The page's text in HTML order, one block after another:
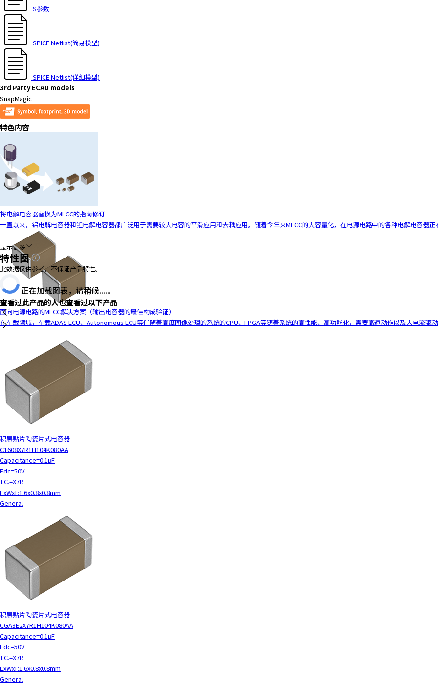
S参数
SPICE Netlist(简易模型)
SPICE Netlist(详细模型)
3rd Party ECAD models
SnapMagic
特色内容
将电解电容器替换为MLCC的指南修订
一直以来，铝电解电容器和钽电解电容器都广泛用于需要较大电容的平滑应用和去耦应用。随着今年来MLCC的大容量化，在电源电路中的各种电解电容器正
面向电源电路的MLCC解决方案（输出电容器的最佳构成验证）
在车载领域，车载ADAS ECU、Autonomous ECU等伴随着高度图像处理的系统的CPU、FPGA等随着系统的高性能、高功能化，需要高速动作以及大电流驱
显示更多
特性图
此数据仅供参考，不保证产品特性。
正在加载图表，请稍候......
查看过此产品的人也查看过以下产品
积层贴片陶瓷片式电容器
C1608X7R1H104K080AA
Capacitance=0.1μF
Edc=50V
T.C.=X7R
LxWxT:1.6x0.8x0.8mm
General
积层贴片陶瓷片式电容器
CGA3E2X7R1H104K080AA
Capacitance=0.1μF
Edc=50V
T.C.=X7R
LxWxT:1.6x0.8x0.8mm
General